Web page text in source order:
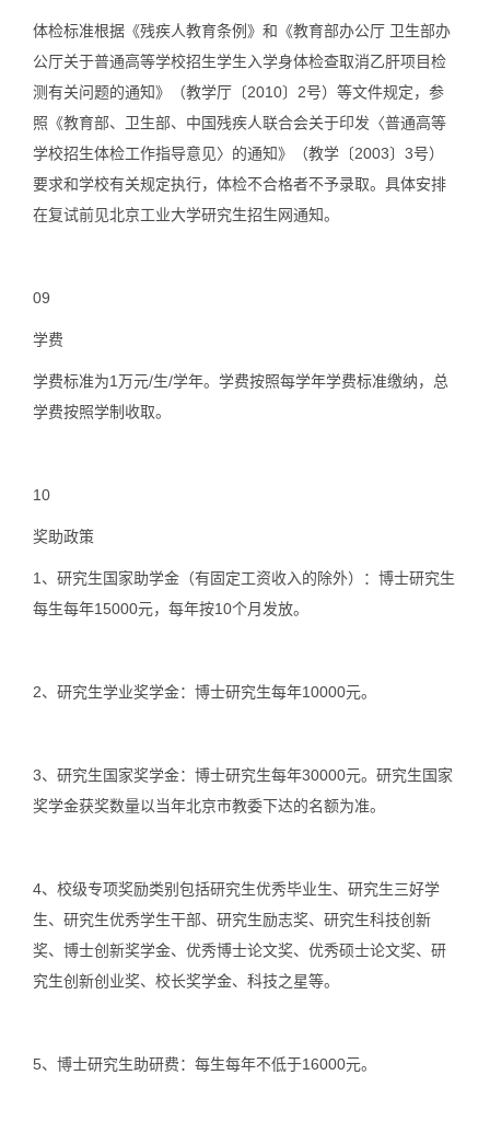
体检标准根据《残疾人教育条例》和《教育部办公厅 卫生部办
公厅关于普通高等学校招生学生入学身体检查取消乙肝项目检
测有关问题的通知》（教学厅〔2010〕2号）等文件规定，参
照《教育部、卫生部、中国残疾人联合会关于印发〈普通高等
学校招生体检工作指导意见〉的通知》（教学〔2003〕3号）
要求和学校有关规定执行，体检不合格者不予录取。具体安排
在复试前见北京工业大学研究生招生网通知。
09
学费
学费标准为1万元/生/学年。学费按照每学年学费标准缴纳，总
学费按照学制收取。
10
奖助政策
1、 研究生国家助学金（有固定工资收入的除外）：博士研究生
每生每年15000元，每年按10个月发放。
2、 研究生学业奖学金：博士研究生每年10000元。
3、 研究生国家奖学金：博士研究生每年30000元。研究生国家
奖学金获奖数量以当年北京市教委下达的名额为准。
4、 校级专项奖励类别包括研究生优秀毕业生、研究生三好学
生、研究生优秀学生干部、研究生励志奖、研究生科技创新
奖、博士创新奖学金、优秀博士论文奖、优秀硕士论文奖、研
究生创新创业奖、校长奖学金、科技之星等。
5、 博士研究生助研费：每生每年不低于16000元。